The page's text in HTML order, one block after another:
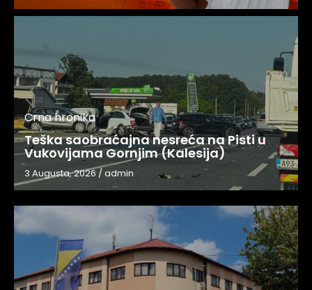
Crna hronika
Teška saobraćajna nesreća na Pisti u
Vukovijama Gornjim (Kalesija)
3 Augusta, 2026/admin